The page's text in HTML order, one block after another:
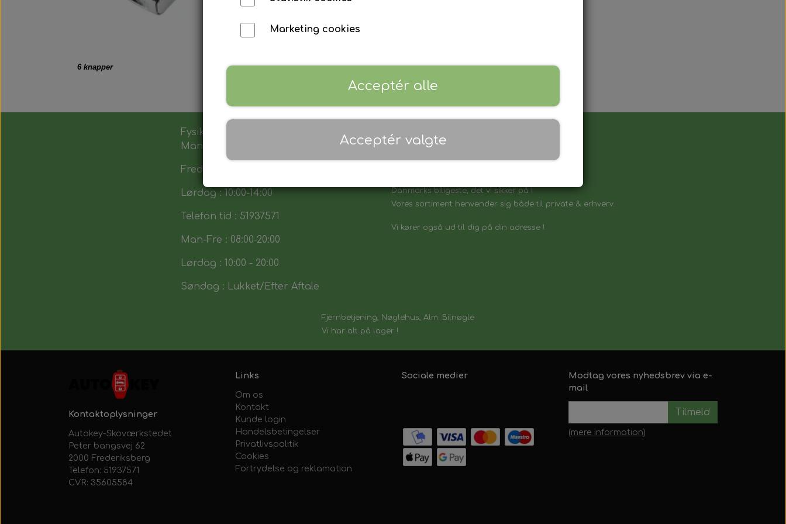
6 knapper
Fysik butik :
Man-Tors : 12:00 - 17:30
Fredag : 14:00 - 17:30
Lørdag : 10:00-14:00
Telefon tid : 51937571
Man-Fre : 08:00-20:00
Lørdag : 10:00 - 20:00
Søndag : Lukket/Efter Aftale
Danmarks biligeste, det vi sikker på !
Vores sortiment henvender sig både til private & erhverv.
Vi kører også ud til dig på din adresse !
Fjernbetjening, Nøglehus, Alm. Bilnøgle
Vi har alt på lager !
Kontaktoplysninger
Autokey-Skoværkstedet
Peter bangsvej 62
2000 Frederiksberg
Telefon: 51937571
CVR: 35605584
Links
Om os
Kontakt
Kunde login
Handelsbetingelser
Privatlivspolitik
Cookies
Fortrydelse og reklamation
Sociale medier
Modtag vores nyhedsbrev via e-
mail
Tilmeld
(mere information)
Marketing cookies
Acceptér alle
Acceptér valgte